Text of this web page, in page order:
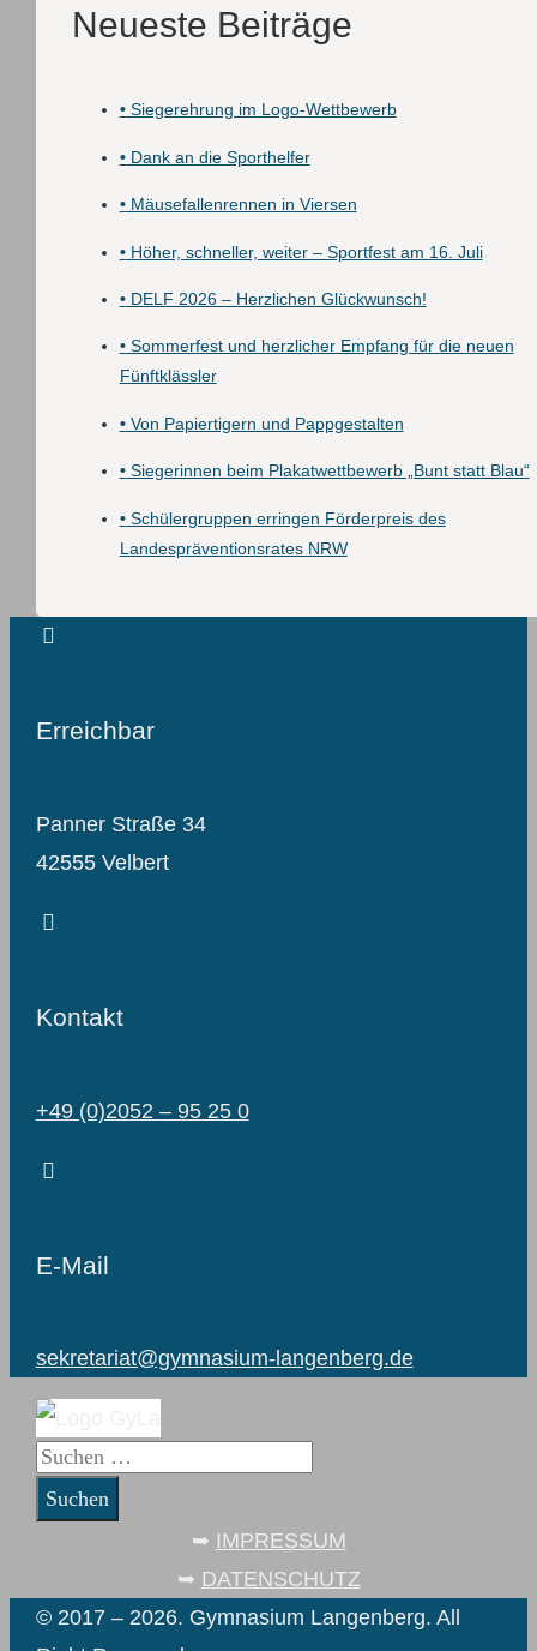
Neueste Beiträge
•Siegerehrung im Logo-Wettbewerb
•Dank an die Sporthelfer
•Mäusefallenrennen in Viersen
•Höher, schneller, weiter – Sportfest am 16. Juli
•DELF 2026 – Herzlichen Glückwunsch!
•Sommerfest und herzlicher Empfang für die neuen
Fünftklässler
•Von Papiertigern und Pappgestalten
•Siegerinnen beim Plakatwettbewerb „Bunt statt Blau“
•Schülergruppen erringen Förderpreis des
Landespräventionsrates NRW
Erreichbar
Panner Straße 34
42555 Velbert
Kontakt
+49 (0)2052 – 95 25 0
E-Mail
sekretariat@gymnasium-langenberg.de
Suchen
nach:
➥ IMPRESSUM
➥ DATENSCHUTZ
© 2017 – 2026. Gymnasium Langenberg. All